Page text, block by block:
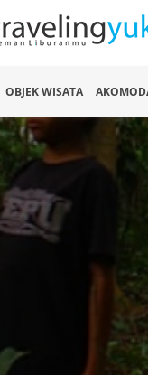
OBJEK WISATA